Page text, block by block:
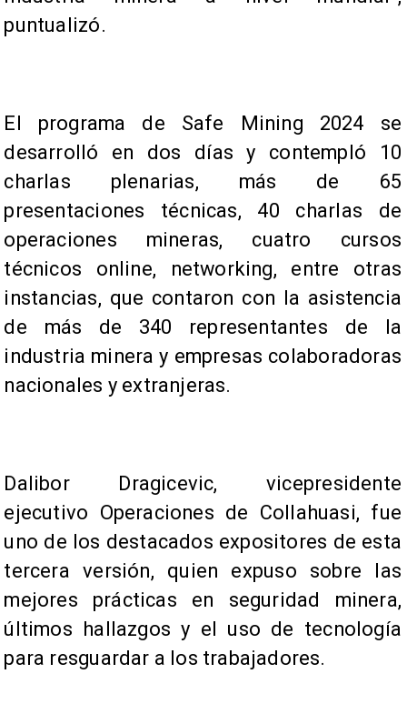
puntualizó.
El programa de Safe Mining 2024 se
desarrolló en dos días y contempló 10
charlas plenarias, más de 65
presentaciones técnicas, 40 charlas de
operaciones mineras, cuatro cursos
técnicos online, networking, entre otras
instancias, que contaron con la asistencia
de más de 340 representantes de la
industria minera y empresas colaboradoras
nacionales y extranjeras.
Dalibor Dragicevic, vicepresidente
ejecutivo Operaciones de Collahuasi, fue
uno de los destacados expositores de esta
tercera versión, quien expuso sobre las
mejores prácticas en seguridad minera,
últimos hallazgos y el uso de tecnología
para resguardar a los trabajadores.